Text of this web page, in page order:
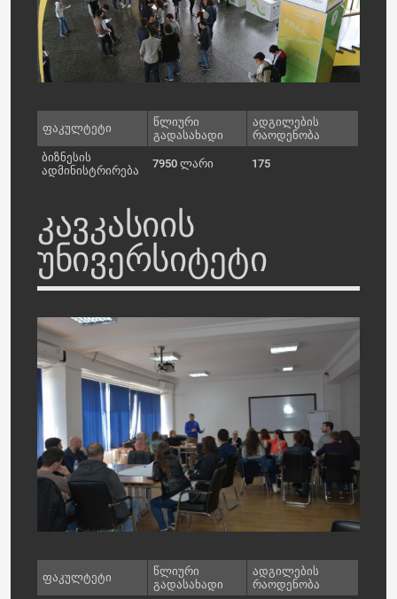
ფაკულტეტი
წლიური
გადასახადი
ადგილების
რაოდენობა
ბიზნესის
ადმინისტრირება
7950 ლარი 175
კავკასიის
უნივერსიტეტი
ფაკულტეტი
წლიური
გადასახადი
ადგილების
რაოდენობა